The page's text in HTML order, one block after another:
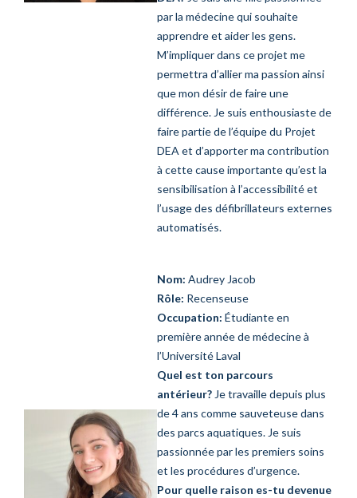
par la médecine qui souhaite
apprendre et aider les gens.
M’impliquer dans ce projet me
permettra d’allier ma passion ainsi
que mon désir de faire une
différence. Je suis enthousiaste de
faire partie de l’équipe du Projet
DEA et d’apporter ma contribution
à cette cause importante qu’est la
sensibilisation à l’accessibilité et
l’usage des défibrillateurs externes
automatisés.
Nom: Audrey Jacob
Rôle: Recenseuse
Occupation: Étudiante en
première année de médecine à
l’Université Laval
Quel est ton parcours
antérieur? Je travaille depuis plus
de 4 ans comme sauveteuse dans
des parcs aquatiques. Je suis
passionnée par les premiers soins
et les procédures d’urgence.
Pour quelle raison es-tu devenue